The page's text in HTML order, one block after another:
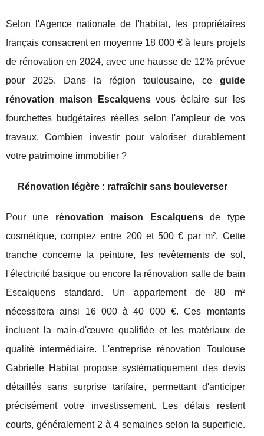
Selon l'Agence nationale de l'habitat, les propriétaires
français consacrent en moyenne 18 000 € à leurs projets
de rénovation en 2024, avec une hausse de 12% prévue
pour 2025. Dans la région toulousaine, ce guide
rénovation maison Escalquensvous éclaire sur les
fourchettes budgétaires réelles selon l'ampleur de vos
travaux. Combien investir pour valoriser durablement
votre patrimoine immobilier ?
Rénovation légère : rafraîchir sans bouleverser
Pour une rénovation maison Escalquensde type
cosmétique, comptez entre 200 et 500 € par m². Cette
tranche concerne la peinture, les revêtements de sol,
l'électricité basique ou encore la rénovation salle de bain
Escalquens standard. Un appartement de 80 m²
nécessitera ainsi 16 000 à 40 000 €. Ces montants
incluent la main-d'œuvre qualifiée et les matériaux de
qualité intermédiaire. L'entreprise rénovation Toulouse
Gabrielle Habitat propose systématiquement des devis
détaillés sans surprise tarifaire, permettant d'anticiper
précisément votre investissement. Les délais restent
courts, généralement 2 à 4 semaines selon la superficie.